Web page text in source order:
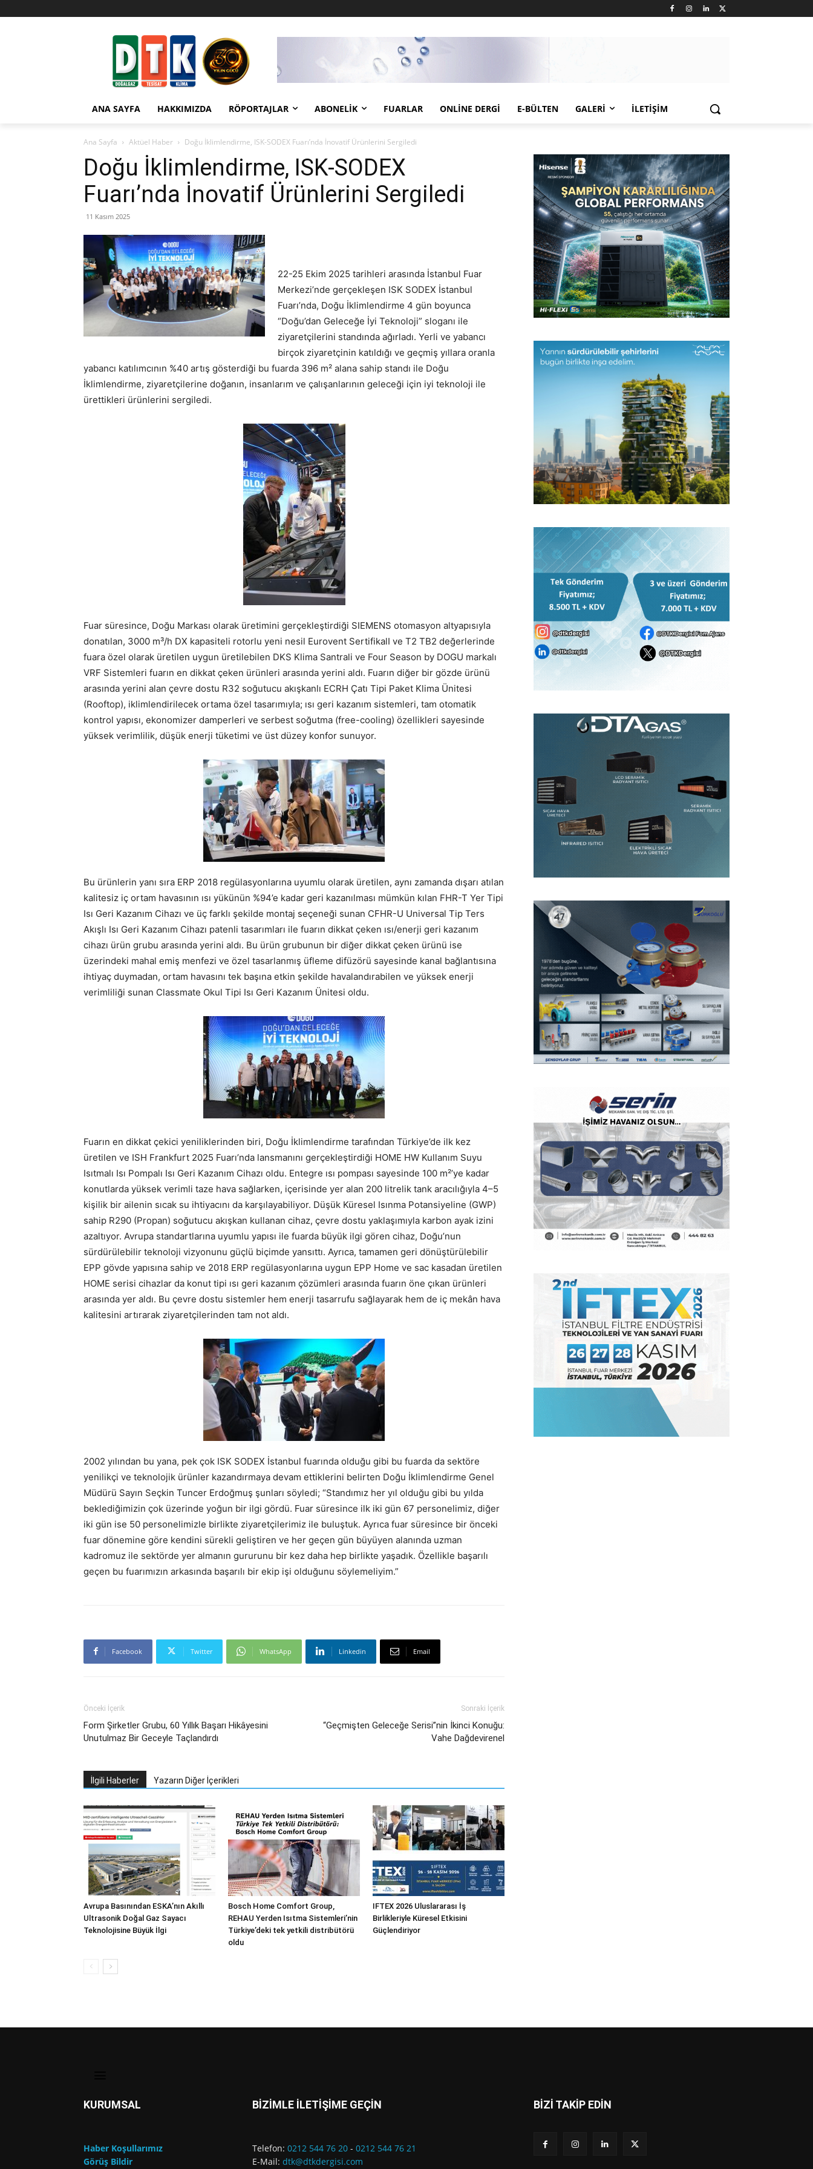
ANA SAYFA HAKKIMIZDA RÖPORTAJLAR ABONELIK FUARLAR ONLINE DERGI E-BÜLTEN GALERI İLETIŞIM
Ana Sayfa Aktüel Haber Doğu İklimlendirme, ISK-SODEX Fuarı’nda İnovatif Ürünlerini Sergiledi
Doğu İklimlendirme, ISK-SODEX
Fuarı’nda İnovatif Ürünlerini Sergiledi
11 Kasım 2025
22-25 Ekim 2025 tarihleri arasında İstanbul Fuar
Merkezi’nde gerçekleşen ISK SODEX İstanbul
Fuarı’nda, Doğu İklimlendirme 4 gün boyunca
“Doğu’dan Geleceğe İyi Teknoloji” sloganı ile
ziyaretçilerini standında ağırladı. Yerli ve yabancı
birçok ziyaretçinin katıldığı ve geçmiş yıllara oranla
yabancı katılımcının %40 artış gösterdiği bu fuarda 396 m² alana sahip standı ile Doğu
İklimlendirme, ziyaretçilerine doğanın, insanlarım ve çalışanlarının geleceği için iyi teknoloji ile
ürettikleri ürünlerini sergiledi.
Fuar süresince, Doğu Markası olarak üretimini gerçekleştirdiği SIEMENS otomasyon altyapısıyla
donatılan, 3000 m³/h DX kapasiteli rotorlu yeni nesil Eurovent SertifikalI ve T2 TB2 değerlerinde
fuara özel olarak üretilen uygun üretilebilen DKS Klima Santrali ve Four Season by DOGU markalı
VRF Sistemleri fuarın en dikkat çeken ürünleri arasında yerini aldı. Fuarın diğer bir gözde ürünü
arasında yerini alan çevre dostu R32 soğutucu akışkanlı ECRH Çatı Tipi Paket Klima Ünitesi
(Rooftop), iklimlendirilecek ortama özel tasarımıyla; ısı geri kazanım sistemleri, tam otomatik
kontrol yapısı, ekonomizer damperleri ve serbest soğutma (free-cooling) özellikleri sayesinde
yüksek verimlilik, düşük enerji tüketimi ve üst düzey konfor sunuyor.
Bu ürünlerin yanı sıra ERP 2018 regülasyonlarına uyumlu olarak üretilen, aynı zamanda dışarı atılan
kalitesiz iç ortam havasının ısı yükünün %94’e kadar geri kazanılması mümkün kılan FHR-T Yer Tipi
Isı Geri Kazanım Cihazı ve üç farklı şekilde montaj seçeneği sunan CFHR-U Universal Tip Ters
Akışlı Isı Geri Kazanım Cihazı patenli tasarımları ile fuarın dikkat çeken ısı/enerji geri kazanım
cihazı ürün grubu arasında yerini aldı. Bu ürün grubunun bir diğer dikkat çeken ürünü ise
üzerindeki mahal emiş menfezi ve özel tasarlanmış üfleme difüzörü sayesinde kanal bağlantısına
ihtiyaç duymadan, ortam havasını tek başına etkin şekilde havalandırabilen ve yüksek enerji
verimliliği sunan Classmate Okul Tipi Isı Geri Kazanım Ünitesi oldu.
Fuarın en dikkat çekici yeniliklerinden biri, Doğu İklimlendirme tarafından Türkiye’de ilk kez
üretilen ve ISH Frankfurt 2025 Fuarı’nda lansmanını gerçekleştirdiği HOME HW Kullanım Suyu
Isıtmalı Isı Pompalı Isı Geri Kazanım Cihazı oldu. Entegre ısı pompası sayesinde 100 m²’ye kadar
konutlarda yüksek verimli taze hava sağlarken, içerisinde yer alan 200 litrelik tank aracılığıyla 4–5
kişilik bir ailenin sıcak su ihtiyacını da karşılayabiliyor. Düşük Küresel Isınma Potansiyeline (GWP)
sahip R290 (Propan) soğutucu akışkan kullanan cihaz, çevre dostu yaklaşımıyla karbon ayak izini
azaltıyor. Avrupa standartlarına uyumlu yapısı ile fuarda büyük ilgi gören cihaz, Doğu’nun
sürdürülebilir teknoloji vizyonunu güçlü biçimde yansıttı. Ayrıca, tamamen geri dönüştürülebilir
EPP gövde yapısına sahip ve 2018 ERP regülasyonlarına uygun EPP Home ve sac kasadan üretilen
HOME serisi cihazlar da konut tipi ısı geri kazanım çözümleri arasında fuarın öne çıkan ürünleri
arasında yer aldı. Bu çevre dostu sistemler hem enerji tasarrufu sağlayarak hem de iç mekân hava
kalitesini artırarak ziyaretçilerinden tam not aldı.
2002 yılından bu yana, pek çok ISK SODEX İstanbul fuarında olduğu gibi bu fuarda da sektöre
yenilikçi ve teknolojik ürünler kazandırmaya devam ettiklerini belirten Doğu İklimlendirme Genel
Müdürü Sayın Seçkin Tuncer Erdoğmuş şunları söyledi; “Standımız her yıl olduğu gibi bu yılda
beklediğimizin çok üzerinde yoğun bir ilgi gördü. Fuar süresince ilk iki gün 67 personelimiz, diğer
iki gün ise 50 personelimizle birlikte ziyaretçilerimiz ile buluştuk. Ayrıca fuar süresince bir önceki
fuar dönemine göre kendini sürekli geliştiren ve her geçen gün büyüyen alanında uzman
kadromuz ile sektörde yer almanın gururunu bir kez daha hep birlikte yaşadık. Özellikle başarılı
geçen bu fuarımızın arkasında başarılı bir ekip işi olduğunu söylemeliyim.”
Facebook Twitter WhatsApp Linkedin Email
Önceki İçerik
Form Şirketler Grubu, 60 Yıllık Başarı Hikâyesini
Unutulmaz Bir Geceyle Taçlandırdı
Sonraki İçerik
“Geçmişten Geleceğe Serisi”nin İkinci Konuğu:
Vahe Dağdevirenel
İlgili Haberler Yazarın Diğer İçerikleri
Avrupa Basınından ESKA’nın Akıllı
Ultrasonik Doğal Gaz Sayacı
Teknolojisine Büyük İlgi
Bosch Home Comfort Group,
REHAU Yerden Isıtma Sistemleri’nin
Türkiye’deki tek yetkili distribütörü
oldu
IFTEX 2026 Uluslararası İş
Birlikleriyle Küresel Etkisini
Güçlendiriyor
KURUMSAL
Haber Koşullarımız
Görüş Bildir
BİZİMLE İLETİŞİME GEÇİN
Telefon: 0212 544 76 20 - 0212 544 76 21
E-Mail: dtk@dtkdergisi.com
BİZİ TAKİP EDİN